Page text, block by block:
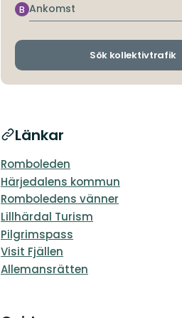
Ankomst
B
Sök kollektivtrafik
Länkar
Romboleden
Härjedalens kommun
Romboledens vänner
Lillhärdal Turism
Pilgrimspass
Visit Fjällen
Allemansrätten